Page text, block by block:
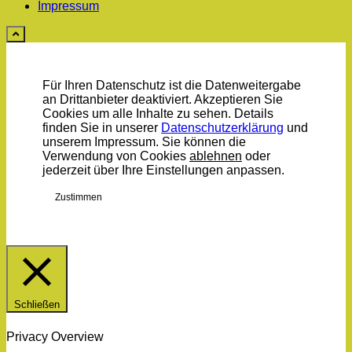
Impressum
Für Ihren Datenschutz ist die Datenweitergabe
an Drittanbieter deaktiviert. Akzeptieren Sie
Cookies um alle Inhalte zu sehen. Details
finden Sie in unserer Datenschutzerklärung und
unserem Impressum. Sie können die
Verwendung von Cookies ablehnen oder
jederzeit über Ihre Einstellungen anpassen.
Zustimmen
Schließen
Privacy Overview